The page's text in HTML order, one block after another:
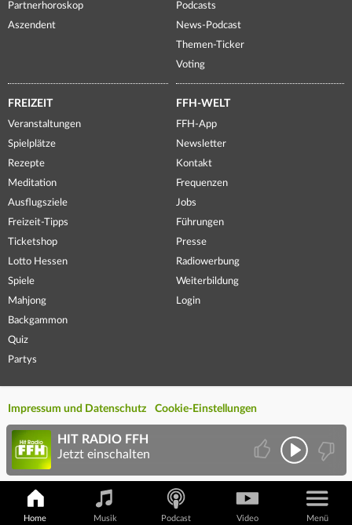
Partnerhoroskop
Aszendent
Podcasts
News-Podcast
Themen-Ticker
Voting
FREIZEIT
Veranstaltungen
Spielplätze
Rezepte
Meditation
Ausflugsziele
Freizeit-Tipps
Ticketshop
Lotto Hessen
Spiele
Mahjong
Backgammon
Quiz
Partys
FFH-WELT
FFH-App
Newsletter
Kontakt
Frequenzen
Jobs
Führungen
Presse
Radiowerbung
Weiterbildung
Login
Impressum und Datenschutz Cookie-Einstellungen
Home Musik Podcast Video Menü
HIT RADIO FFH
Jetzt einschalten